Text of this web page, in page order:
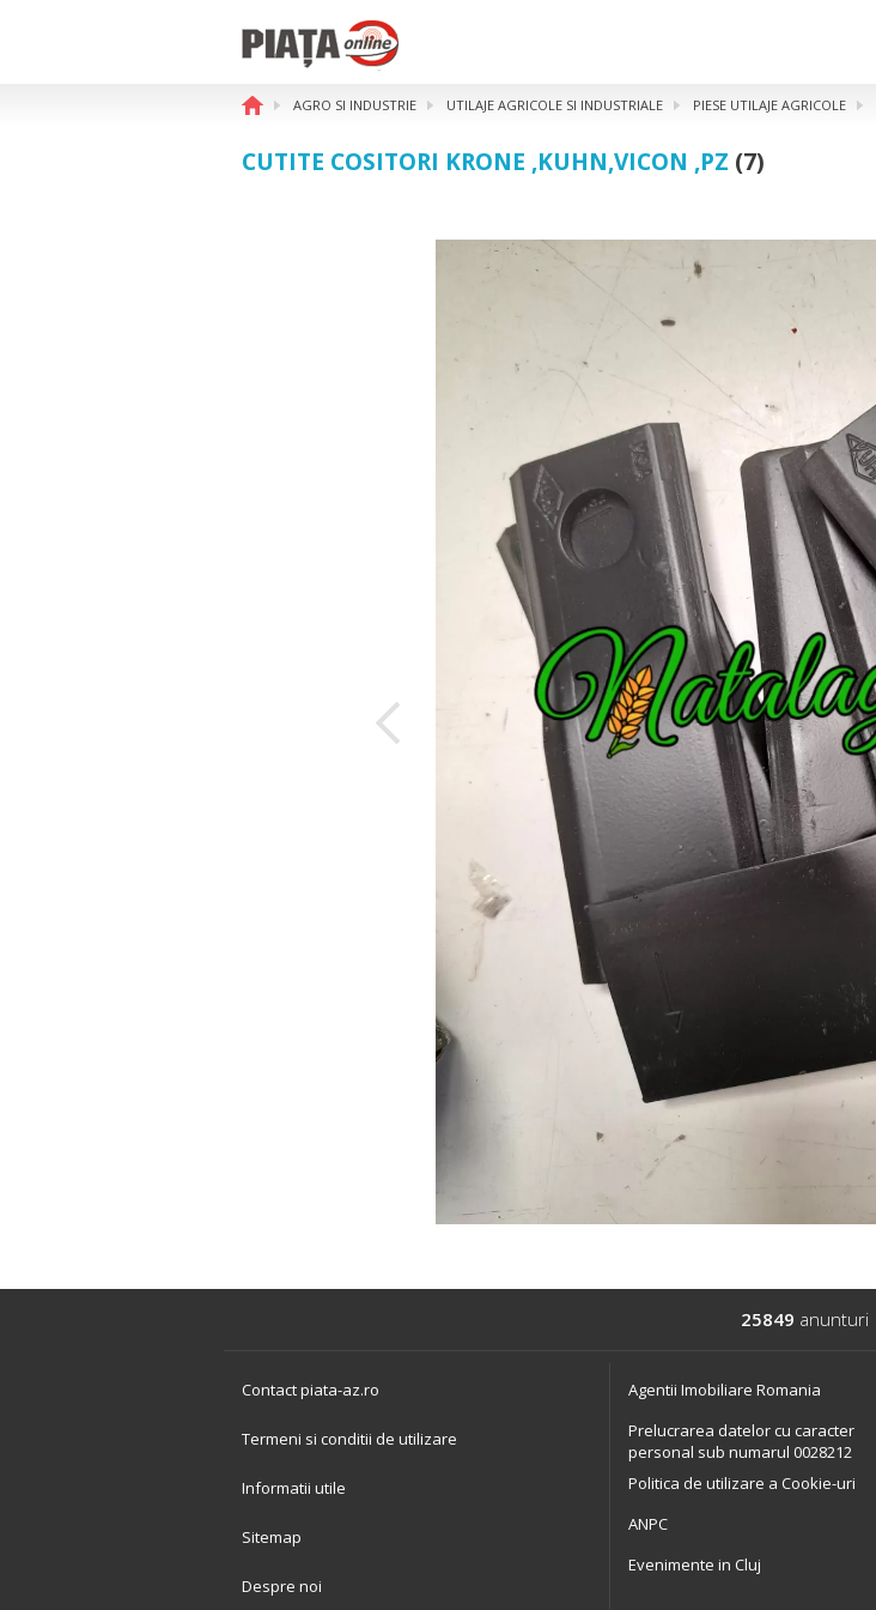
AGRO SI INDUSTRIE UTILAJE AGRICOLE SI INDUSTRIALE PIESE UTILAJE AGRICOLE
CUTITE COSITORI KRONE ,KUHN,VICON ,PZ (7)
25849 anunturi
Contact piata-az.ro
Termeni si conditii de utilizare
Informatii utile
Sitemap
Despre noi
Agentii Imobiliare Romania
Prelucrarea datelor cu caracter
personal sub numarul 0028212
Politica de utilizare a Cookie-uri
ANPC
Evenimente in Cluj